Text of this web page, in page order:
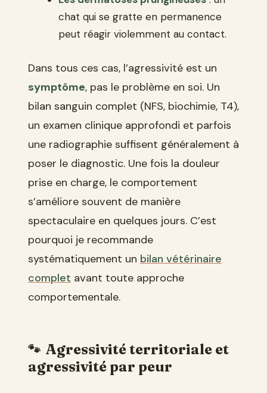
chat qui se gratte en permanence
peut réagir violemment au contact.
Dans tous ces cas, l’agressivité est un
symptôme, pas le problème en soi. Un
bilan sanguin complet (NFS, biochimie, T4),
un examen clinique approfondi et parfois
une radiographie suffisent généralement à
poser le diagnostic. Une fois la douleur
prise en charge, le comportement
s’améliore souvent de manière
spectaculaire en quelques jours. C’est
pourquoi je recommande
systématiquement un bilan vétérinaire
complet avant toute approche
comportementale.
Agressivité territoriale et
agressivité par peur